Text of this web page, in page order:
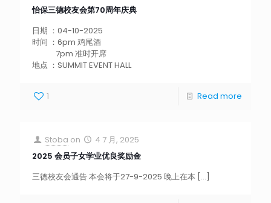
怡保三德校友会第70周年庆典
日期 ：04-10-2025
时间 ：6pm 鸡尾酒
7pm 准时开席
地点 ：SUMMIT EVENT HALL
1 Read more
Stoba on
4 7 月, 2025
2025 会员子女学业优良奖励金
三德校友会通告 本会将于27-9-2025 晚上在本 […]